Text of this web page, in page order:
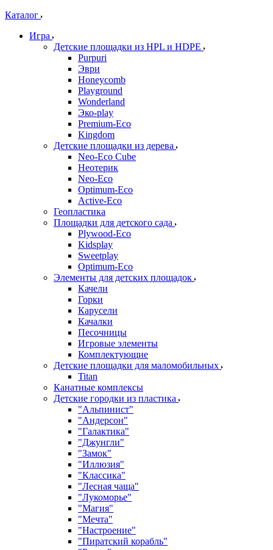
Каталог
Игра
Детские площадки из HPL и HDPE
Purpuri
Эври
Honeycomb
Playground
Wonderland
Эко-play
Premium-Eco
Kingdom
Детские площадки из дерева
Neo-Eco Cube
Неотерик
Neo-Eco
Оptimum-Еco
Active-Eco
Геопластика
Площадки для детского сада
Plywood-Eco
Kidsplay
Sweetplay
Оptimum-Еco
Элементы для детских площадок
Качели
Горки
Карусели
Качалки
Песочницы
Игровые элементы
Комплектующие
Детские площадки для маломобильных
Titan
Канатные комплексы
Детские городки из пластика
"Альпинист"
"Андерсон"
"Галактика"
"Джунгли"
"Замок"
"Иллюзия"
"Классика"
"Лесная чаща"
"Лукоморье"
"Магия"
"Мечта"
"Настроение"
"Пиратский корабль"